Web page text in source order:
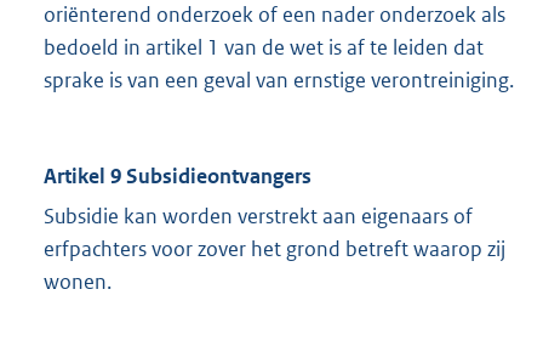
oriënterend onderzoek of een nader onderzoek als
bedoeld in artikel 1 van de wet is af te leiden dat
sprake is van een geval van ernstige verontreiniging.
Artikel 9 Subsidieontvangers
Subsidie kan worden verstrekt aan eigenaars of
erfpachters voor zover het grond betreft waarop zij
wonen.